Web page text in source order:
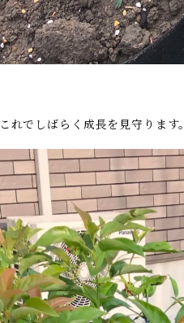
でしばらく成長を見守ります。